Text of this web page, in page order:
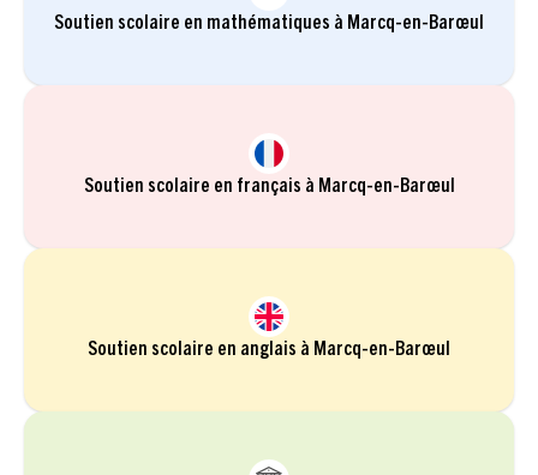
Soutien scolaire en mathématiques à Marcq-en-Barœul
Soutien scolaire en français à Marcq-en-Barœul
Soutien scolaire en anglais à Marcq-en-Barœul